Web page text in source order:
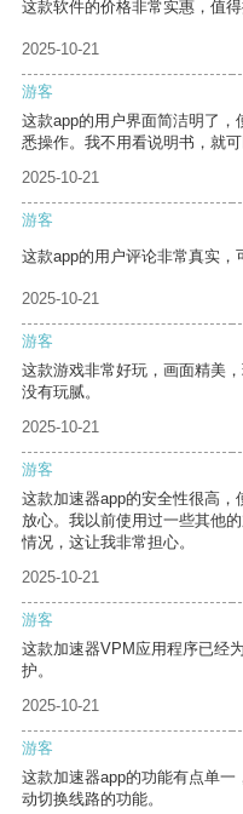
这款软件的价格非常实惠，值得
2025-10-21
游客
这款app的用户界面简洁明了
悉操作。我不用看说明书，就可
2025-10-21
游客
这款app的用户评论非常真实，
2025-10-21
游客
这款游戏非常好玩，画面精美
没有玩腻。
2025-10-21
游客
这款加速器app的安全性很高
放心。我以前使用过一些其他
情况，这让我非常担心。
2025-10-21
游客
这款加速器VPM应用程序已经
护。
2025-10-21
游客
这款加速器app的功能有点单一
动切换线路的功能。